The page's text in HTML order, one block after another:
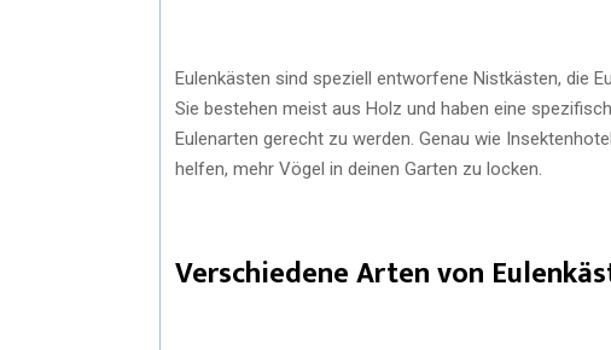
Eulenkästen sind speziell entworfene Nistkästen, die
Sie bestehen meist aus Holz und haben eine
Eulenarten gerecht zu werden. Genau wie
helfen, mehr Vögel in deinen Garten zu locken.
Verschiedene Arten von